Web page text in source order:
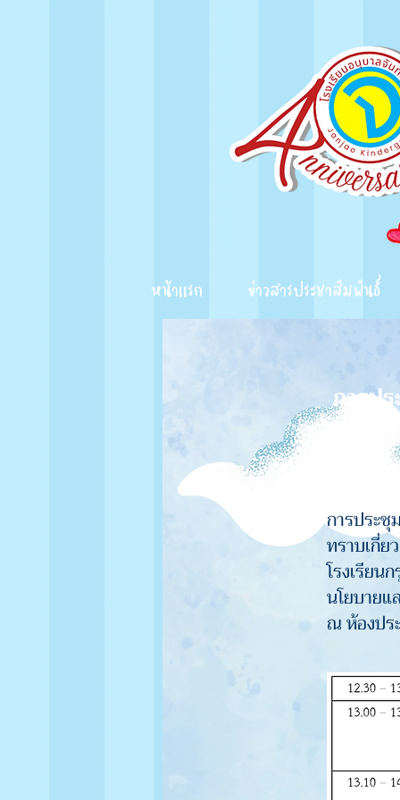
หน้าเเรก ข่าวสารประชาสัมพันธ์
การป
การประชุ
ทราบเกี่ย
โรงเรียน
นโยบาย
ณ ห้องปร